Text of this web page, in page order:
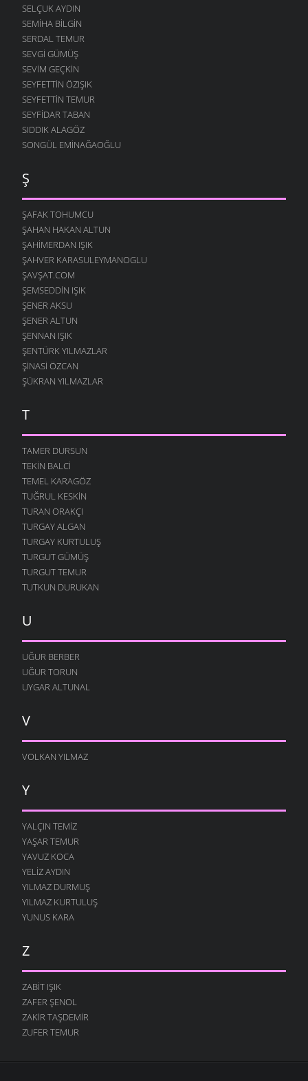
SELÇUK AYDIN
SEMIHA BILGIN
SERDAL TEMUR
SEVGI GÜMÜŞ
SEVIM GEÇKIN
SEYFETTIN ÖZIŞIK
SEYFETTIN TEMUR
SEYFIDAR TABAN
SIDDIK ALAGÖZ
SONGÜL EMINAĞAOĞLU
Ş
ŞAFAK TOHUMCU
ŞAHAN HAKAN ALTUN
ŞAHIMERDAN IŞIK
ŞAHVER KARASULEYMANOGLU
ŞAVŞAT.COM
ŞEMSEDDIN IŞIK
ŞENER AKSU
ŞENER ALTUN
ŞENNAN IŞIK
ŞENTÜRK YILMAZLAR
ŞINASI ÖZCAN
ŞÜKRAN YILMAZLAR
T
TAMER DURSUN
TEKIN BALCI
TEMEL KARAGÖZ
TUĞRUL KESKIN
TURAN ORAKÇI
TURGAY ALGAN
TURGAY KURTULUŞ
TURGUT GÜMÜŞ
TURGUT TEMUR
TUTKUN DURUKAN
U
UĞUR BERBER
UĞUR TORUN
UYGAR ALTUNAL
V
VOLKAN YILMAZ
Y
YALÇIN TEMIZ
YAŞAR TEMUR
YAVUZ KOCA
YELIZ AYDIN
YILMAZ DURMUŞ
YILMAZ KURTULUŞ
YUNUS KARA
Z
ZABIT IŞIK
ZAFER ŞENOL
ZAKIR TAŞDEMIR
ZUFER TEMUR